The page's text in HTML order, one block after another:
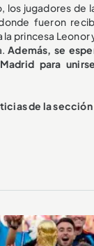
los jugadores de
fueron
la princesa
Además, se
para
de la sección